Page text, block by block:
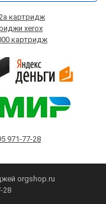
картридж
xerox
картридж
971-77-28
orgshop.ru
28